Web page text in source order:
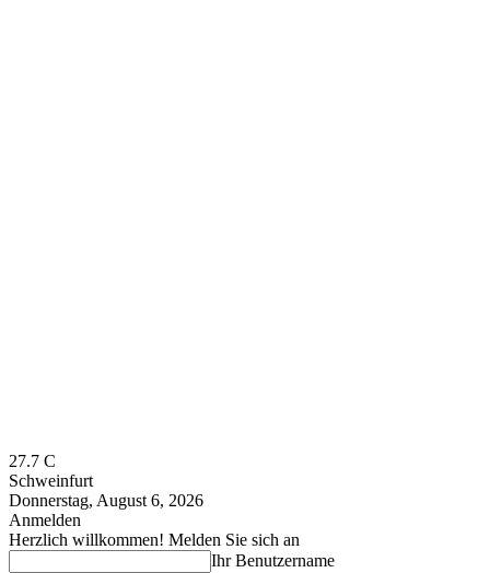
27.7 C
Schweinfurt
Donnerstag, August 6, 2026
Anmelden
Herzlich willkommen! Melden Sie sich an
Ihr Benutzername